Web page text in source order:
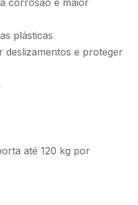
plásticas
deslizamentos e proteger
até 120 kg por